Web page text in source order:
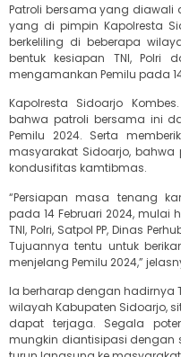
Patroli bersama yang diawali
yang di pimpin Kapolresta
berkeliling di beberapa
bentuk kesiapan TNI, Polri
mengamankan Pemilu pada
Kapolresta Sidoarjo
bahwa patroli bersama ini
Pemilu 2024. Serta
masyarakat Sidoarjo,
kondusifitas kamtibmas.
“Persiapan masa tenang
pada 14 Februari 2024,
TNI, Polri, Satpol PP, Dinas
Tujuannya tentu untuk
menjelang Pemilu 2024,”
Ia berharap dengan hadirnya
wilayah Kabupaten Sidoarjo,
dapat terjaga. Segala
mungkin diantisipasi dengan